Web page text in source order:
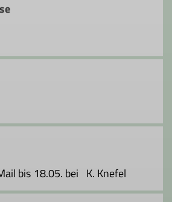
bis 18.05. bei K. Knefel